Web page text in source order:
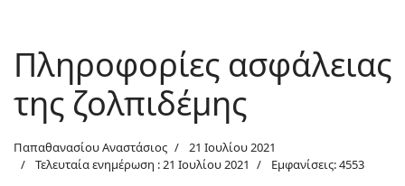
Πληροφορίες ασφάλειας
της ζολπιδέμης
Παπαθανασίου Αναστάσιος
21 Ιουλίου 2021
Τελευταία ενημέρωση : 21 Ιουλίου 2021
Εμφανίσεις: 4553